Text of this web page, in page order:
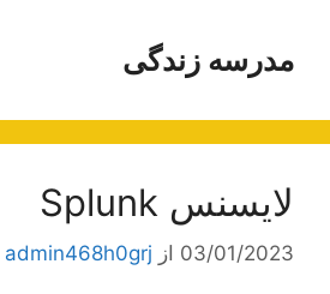
محتوامدرسه زندگی
لایسنس Splunk
03/01/2023 از admin468h0grj